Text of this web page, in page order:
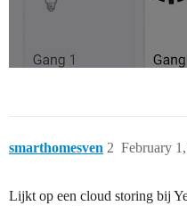
smarthomesven February
2
Lijkt op een cloud storing bij